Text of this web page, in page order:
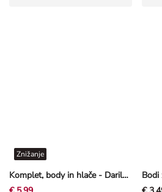
Komplet, body in hlače - Darilni komplet - Off-White bela
Znižanje